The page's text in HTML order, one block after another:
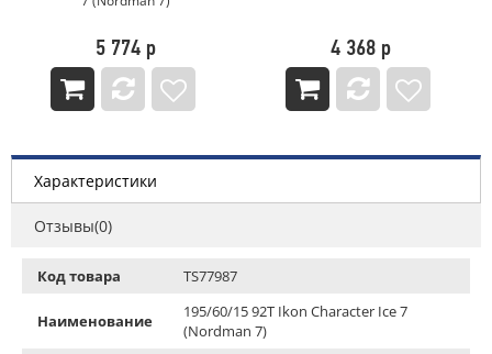
4 368 р 5 334 р
Характеристики
Отзывы(0)
Код товара TS77987
Наименование
195/60/15 92T Ikon Character Ice 7
(Nordman 7)